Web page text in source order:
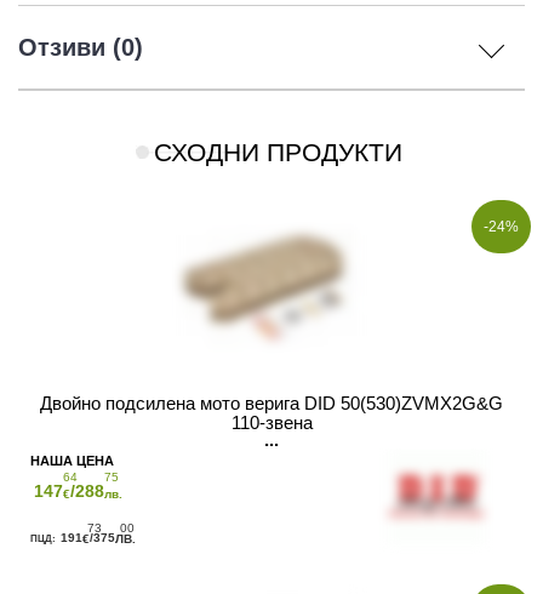
Отзиви (0)
СХОДНИ ПРОДУКТИ
-24%
Двойно подсилена мото верига DID 50(530)ZVMX2G&G
110-звена
147
64
€/288
75
лв.
191
73
€/375
00
ЛВ.